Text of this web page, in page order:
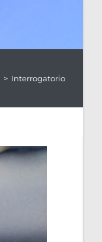
> Interrogatorio